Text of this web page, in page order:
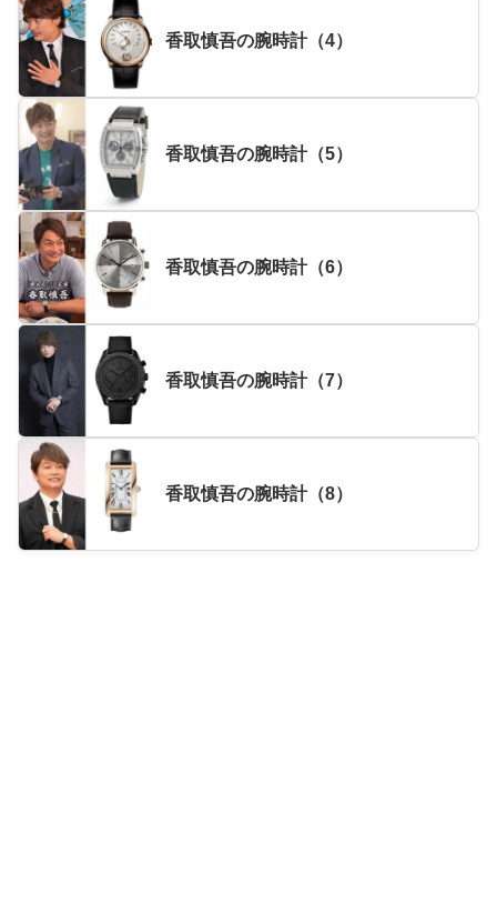
香取慎吾の腕時計（4）
香取慎吾の腕時計（5）
香取慎吾の腕時計（6）
香取慎吾の腕時計（7）
香取慎吾の腕時計（8）